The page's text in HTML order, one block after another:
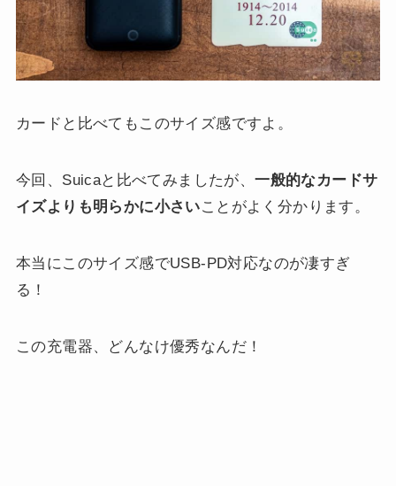
カードと比べてもこのサイズ感ですよ。
今回、Suicaと比べてみましたが、一般的なカードサ
イズよりも明らかに小さいことがよく分かります。
本当にこのサイズ感でUSB-PD対応なのが凄すぎ
る！
この充電器、どんなけ優秀なんだ！